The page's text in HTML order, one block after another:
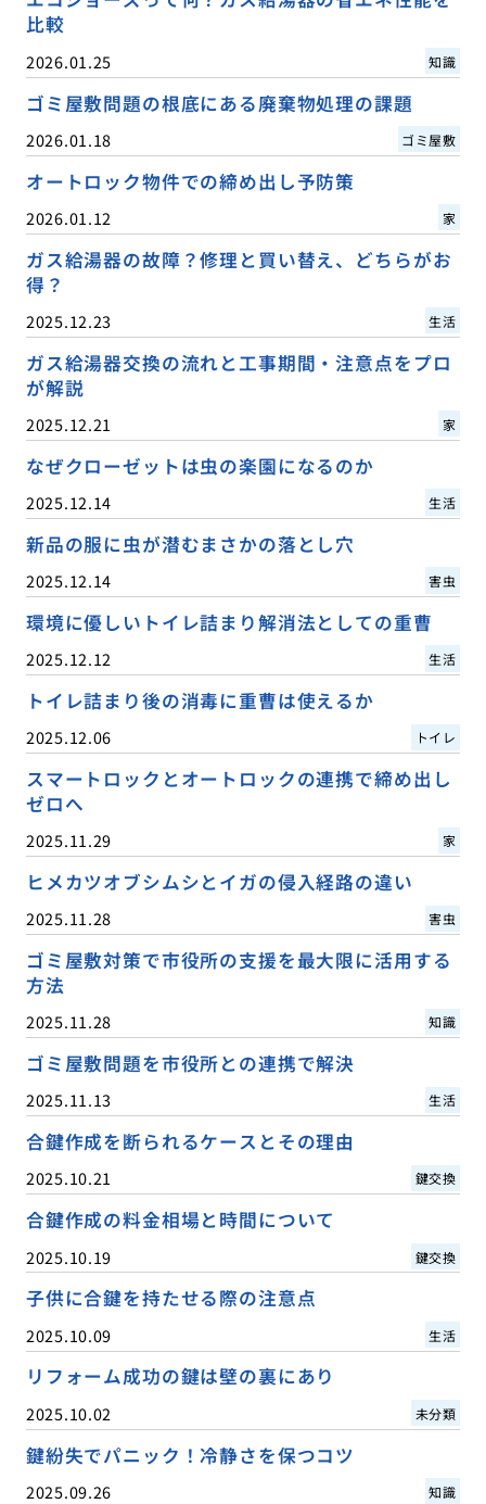
比較
2026.01.25 知識
ゴミ屋敷問題の根底にある廃棄物処理の課題
2026.01.18 ゴミ屋敷
オートロック物件での締め出し予防策
2026.01.12 家
ガス給湯器の故障？修理と買い替え、どちらがお
得？
2025.12.23 生活
ガス給湯器交換の流れと工事期間・注意点をプロ
が解説
2025.12.21 家
なぜクローゼットは虫の楽園になるのか
2025.12.14 生活
新品の服に虫が潜むまさかの落とし穴
2025.12.14 害虫
環境に優しいトイレ詰まり解消法としての重曹
2025.12.12 生活
トイレ詰まり後の消毒に重曹は使えるか
2025.12.06 トイレ
スマートロックとオートロックの連携で締め出し
ゼロへ
2025.11.29 家
ヒメカツオブシムシとイガの侵入経路の違い
2025.11.28 害虫
ゴミ屋敷対策で市役所の支援を最大限に活用する
方法
2025.11.28 知識
ゴミ屋敷問題を市役所との連携で解決
2025.11.13 生活
合鍵作成を断られるケースとその理由
2025.10.21 鍵交換
合鍵作成の料金相場と時間について
2025.10.19 鍵交換
子供に合鍵を持たせる際の注意点
2025.10.09 生活
リフォーム成功の鍵は壁の裏にあり
2025.10.02 未分類
鍵紛失でパニック！冷静さを保つコツ
2025.09.26 知識